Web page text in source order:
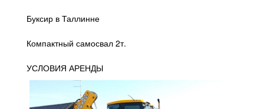
Буксир в Таллинне
Компактный самосвал 2т.
УСЛОВИЯ АРЕНДЫ